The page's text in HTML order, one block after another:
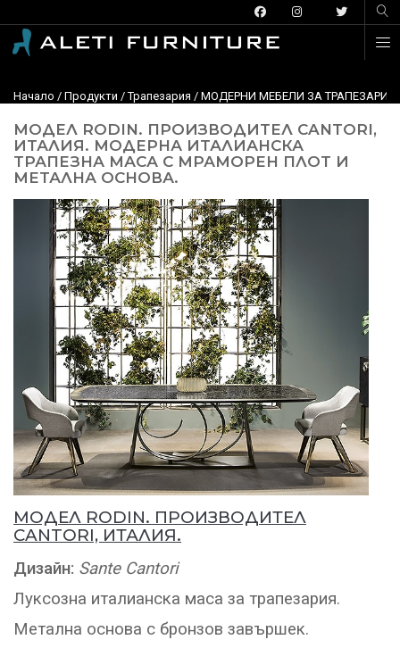
Начало / Продукти /Трапезария / МОДЕРНИ МЕБЕЛИ ЗА ТРАПЕЗАРИЯ
МОДЕЛ RODIN. ПРОИЗВОДИТЕЛ CANTORI,
ИТАЛИЯ. МОДЕРНА ИТАЛИАНСКА
ТРАПЕЗНА МАСА С МРАМОРЕН ПЛОТ И
МЕТАЛНА ОСНОВА.
МОДЕЛ RODIN. ПРОИЗВОДИТЕЛ
CANTORI, ИТАЛИЯ.
Дизайн: Sante Cantori
Луксозна италианска маса за трапезария.
Метална основа с бронзов завършек.